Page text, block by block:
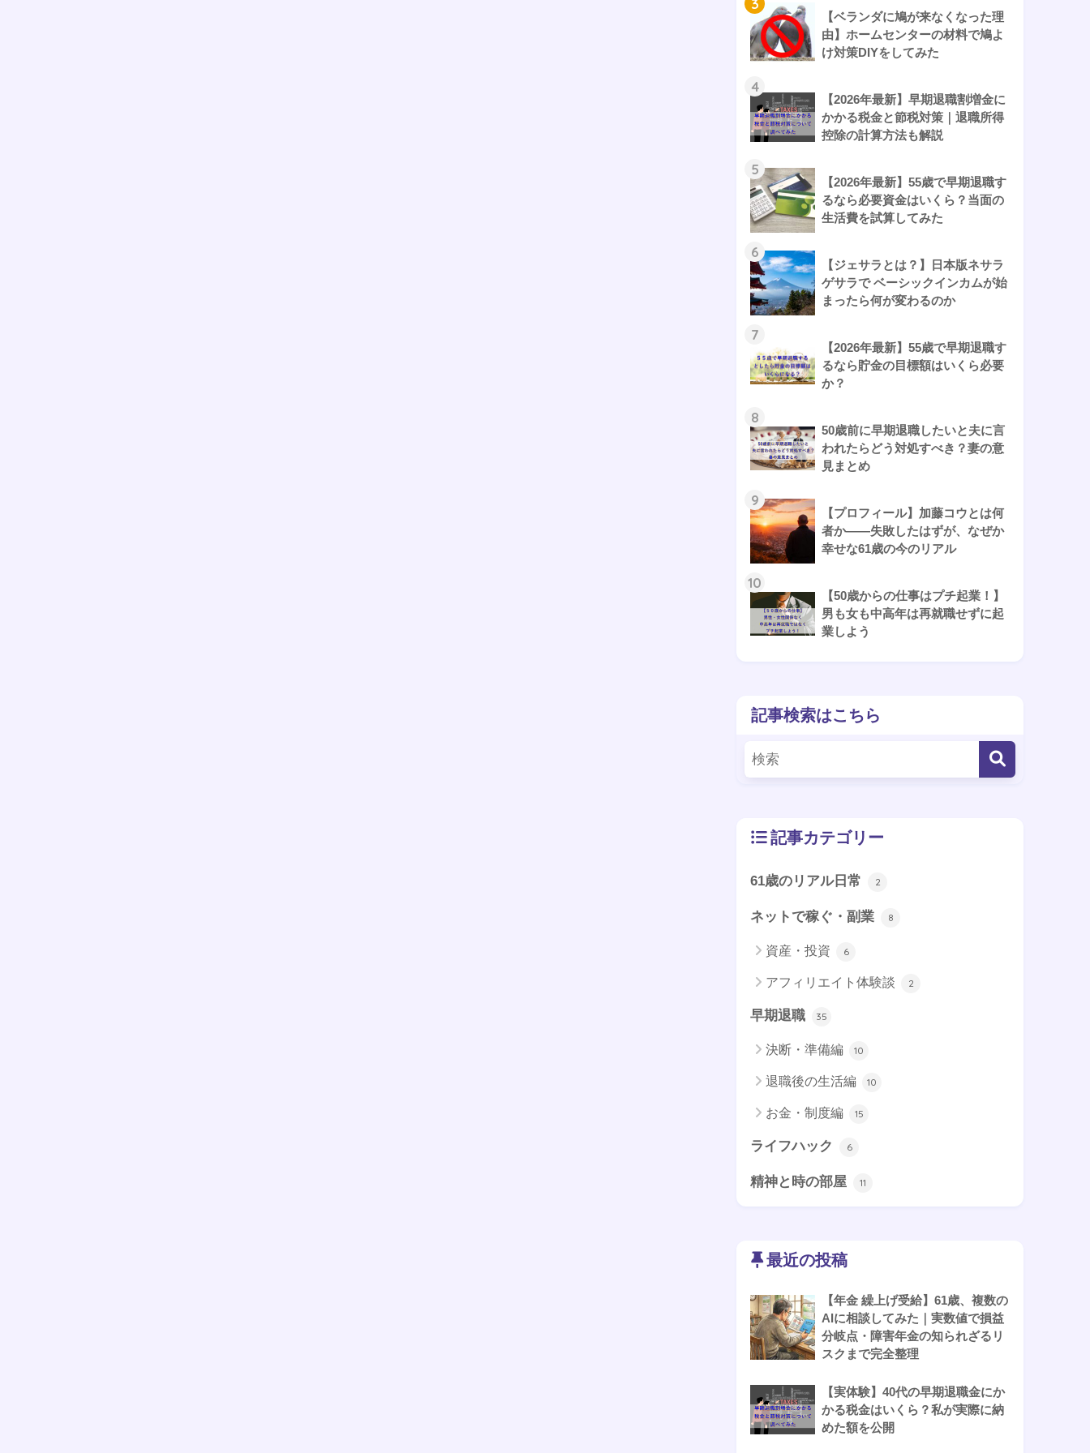
3
【ベランダに鳩が来なくなった理
由】ホームセンターの材料で鳩よ
け対策DIYをしてみた
4
【2026年最新】早期退職割増金に
かかる税金と節税対策｜退職所得
控除の計算方法も解説
5
【2026年最新】55歳で早期退職す
るなら必要資金はいくら？当面の
生活費を試算してみた
6
【ジェサラとは？】日本版ネサラ
ゲサラで ベーシックインカムが始
まったら何が変わるのか
7
【2026年最新】55歳で早期退職す
るなら貯金の目標額はいくら必要
か？
8
50歳前に早期退職したいと夫に言
われたらどう対処すべき？妻の意
見まとめ
9
【プロフィール】加藤コウとは何
者か——失敗したはずが、なぜか
幸せな61歳の今のリアル
10
【50歳からの仕事はプチ起業！】
男も女も中高年は再就職せずに起
業しよう
記事検索はこちら
記事カテゴリー
61歳のリアル日常 2
ネットで稼ぐ・副業 8
資産・投資 6
アフィリエイト体験談 2
早期退職 35
決断・準備編 10
退職後の生活編 10
お金・制度編 15
ライフハック 6
精神と時の部屋 11
最近の投稿
【年金 繰上げ受給】61歳、複数の
AIに相談してみた｜実数値で損益
分岐点・障害年金の知られざるリ
スクまで完全整理
【実体験】40代の早期退職金にか
かる税金はいくら？私が実際に納
めた額を公開